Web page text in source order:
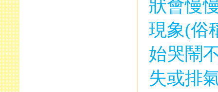
狀會慢
現象(俗
始哭鬧
失或排